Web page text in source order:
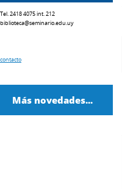
Tel. 2418 4075 int. 212
biblioteca@seminario.edu.uy
contacto
Más novedades...